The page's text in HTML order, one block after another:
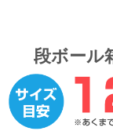
段ボール